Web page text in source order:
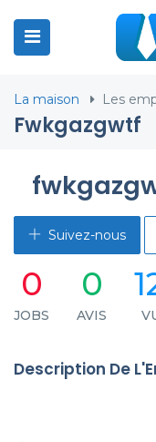
La maison Les
Fwkgazgwtf
Suivez-nous
0
JOBS
0
AVIS
Description De